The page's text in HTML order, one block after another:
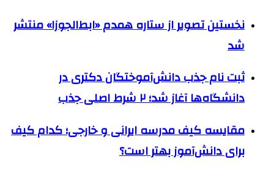
نخستین تصویر از ستاره همدم «ابط‌الجوزا» منتشر
شد
ثبت نام جذب دانش‌آموختگان دکتری در
دانشگاه‌ها آغاز شد؛ ۲ شرط اصلی جذب
مقایسه کیف مدرسه ایرانی و خارجی؛ کدام کیف
برای دانش‌آموز بهتر است؟